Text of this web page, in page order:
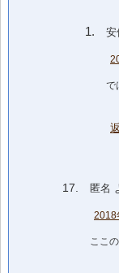
安
で
匿名
2018
ここ